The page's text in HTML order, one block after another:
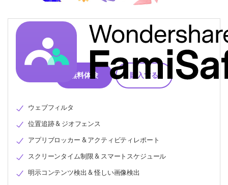
無料体験 購入する
ウェブフィルタ
位置追跡 & ジオフェンス
アプリブロッカー & アクティビティレポート
スクリーンタイム制限 & スマートスケジュール
明示コンテンツ検出 & 怪しい画像検出